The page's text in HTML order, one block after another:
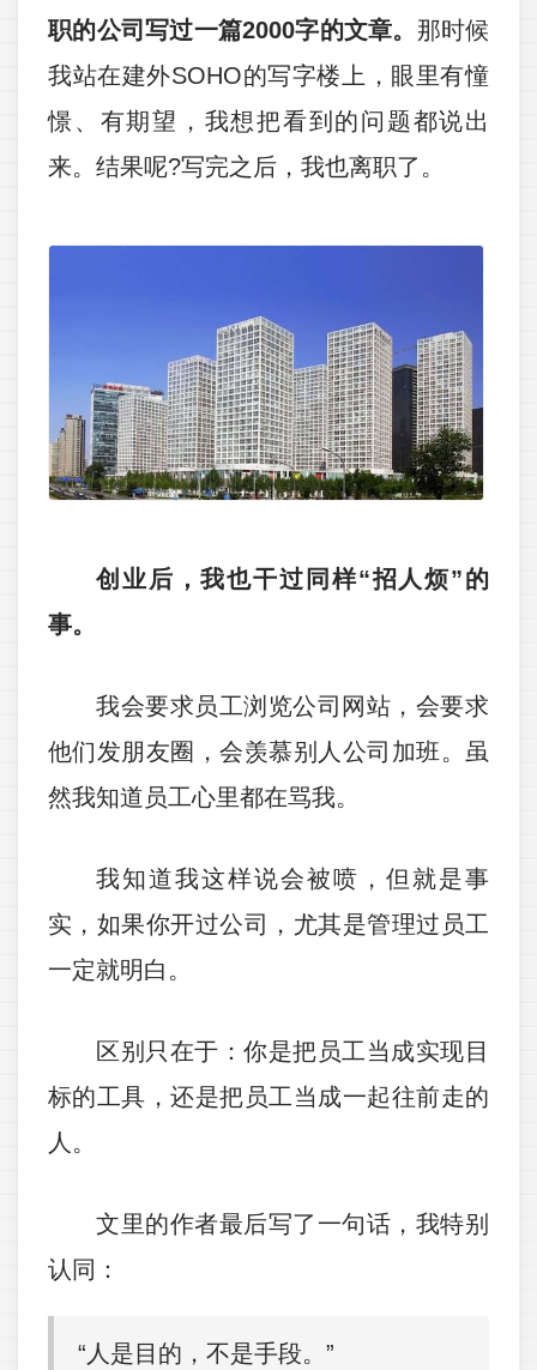
职的公司写过一篇2000字的文章。 那时候
我站在建外SOHO的写字楼上，眼里有憧
憬、有期望，我想把看到的问题都说出
来。结果呢?写完之后，我也离职了。
创业后，我也干过同样“招人烦”的
事。
我会要求员工浏览公司网站，会要求
他们发朋友圈，会羡慕别人公司加班。虽
然我知道员工心里都在骂我。
我知道我这样说会被喷，但就是事
实，如果你开过公司，尤其是管理过员工
一定就明白。
区别只在于：你是把员工当成实现目
标的工具，还是把员工当成一起往前走的
人。
文里的作者最后写了一句话，我特别
认同：
“人是目的，不是手段。”